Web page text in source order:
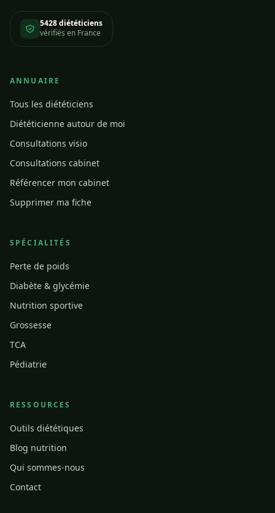
5428 diététiciens
vérifiés en France
ANNUAIRE
Tous les diététiciens
Diététicienne autour de moi
Consultations visio
Consultations cabinet
Référencer mon cabinet
Supprimer ma fiche
SPÉCIALITÉS
Perte de poids
Diabète & glycémie
Nutrition sportive
Grossesse
TCA
Pédiatrie
RESSOURCES
Outils diététiques
Blog nutrition
Qui sommes-nous
Contact